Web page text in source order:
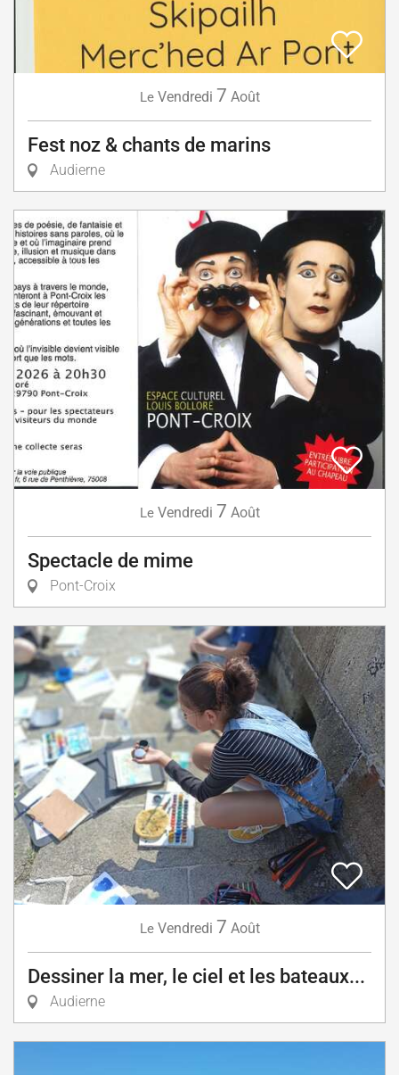
Le Vendredi 7 Août
Fest noz & chants de marins
Audierne
Le Vendredi 7 Août
Spectacle de mime
Pont-Croix
Le Vendredi 7 Août
Dessiner la mer, le ciel et les bateaux...
Audierne